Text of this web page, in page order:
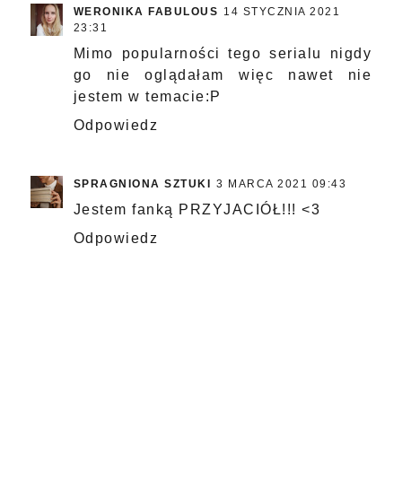
WERONIKA FABULOUS 14 STYCZNIA 2021
23:31
Mimo popularności tego serialu nigdy
go nie oglądałam więc nawet nie
jestem w temacie:P
Odpowiedz
SPRAGNIONA SZTUKI 3 MARCA 2021 09:43
Jestem fanką PRZYJACIÓŁ!!! <3
Odpowiedz